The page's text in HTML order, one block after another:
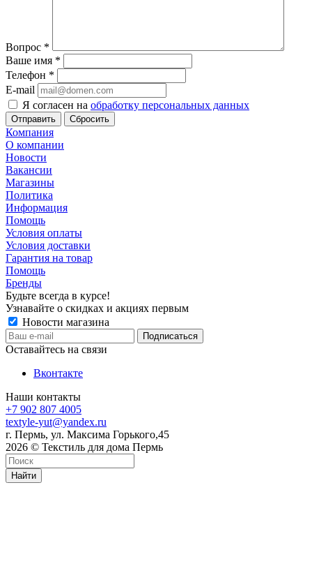
Вопрос *
Ваше имя *
Телефон *
E-mail
Я согласен на обработку персональных данных
Сбросить
Компания
О компании
Новости
Вакансии
Магазины
Политика
Информация
Помощь
Условия оплаты
Условия доставки
Гарантия на товар
Помощь
Бренды
Будьте всегда в курсе!
Узнавайте о скидках и акциях первым
Новости магазина
Оставайтесь на связи
Вконтакте
Наши контакты
+7 902 807 4005
textyle-yut@yandex.ru
г. Пермь, ул. Максима Горького,45
2026 © Текстиль для дома Пермь
Найти